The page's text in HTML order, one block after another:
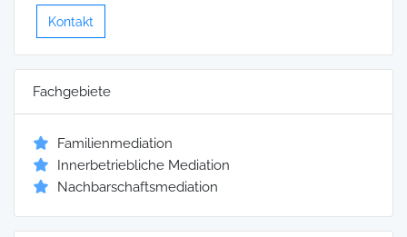
Kontakt
Fachgebiete
Familienmediation
Innerbetriebliche Mediation
Nachbarschaftsmediation